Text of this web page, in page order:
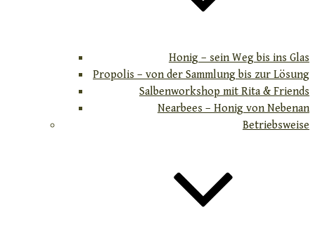
Honig – sein Weg bis ins Glas
Propolis – von der Sammlung bis zur Lösung
Salbenworkshop mit Rita & Friends
Nearbees – Honig von Nebenan
Betriebsweise